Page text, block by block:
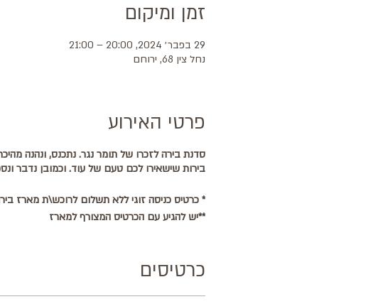
זמן ומיקום
29 בפבר׳ 2024, 20:00 – 21:00
נחל צין 68, ירוחם
פרטי האירוע
סדנת בירה לזכרו של תומר נגר. נתכנס, ונהנה
בירות שישאירו לכם טעם של עוד. וכמובן נדבר
* כרטיס כניסה זוגי ללא תשלום לרוכש\ת מארז
**יש להגיע עם הכרטיס המצורף למארז
כרטיסים